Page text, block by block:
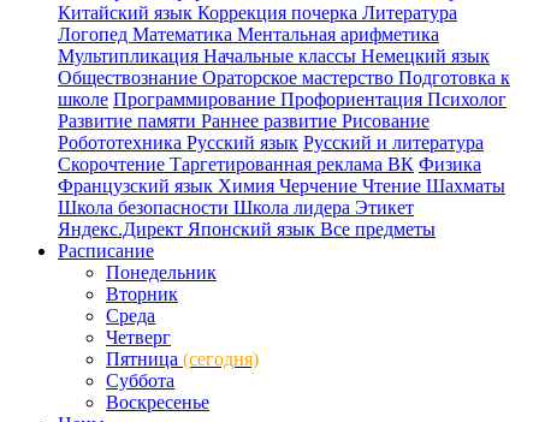
Китайский язык Коррекция почерка Литература
Логопед Математика Ментальная арифметика
Мультипликация Начальные классы Немецкий язык
Обществознание Ораторское мастерство Подготовка к
школе Программирование Профориентация Психолог
Развитие памяти Раннее развитие Рисование
Робототехника Русский язык Русский и литература
Скорочтение Таргетированная реклама ВК Физика
Французский язык Химия Черчение Чтение Шахматы
Школа безопасности Школа лидера Этикет
Яндекс.Директ Японский язык Все предметы
Расписание
Понедельник
Вторник
Среда
Четверг
Пятница (сегодня)
Суббота
Воскресенье